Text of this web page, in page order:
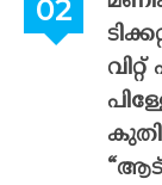
“ആട്